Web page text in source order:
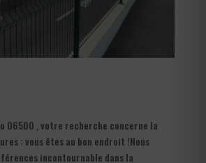
06500 , votre recherche concerne la
: vous êtes au bon endroit !Nous
incontournable dans la